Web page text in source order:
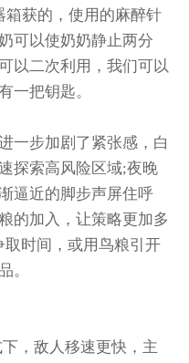
箱获的，使用的麻醉针
可以使奶奶静止两分
以二次利用，我们可以
一把钥匙。
一步加剧了紧张感，白
探索高风险区域;夜晚
逼近的脚步声屏住呼
的加入，让策略更加多
时间，或用鸟粮引开
。
，敌人移速更快，主